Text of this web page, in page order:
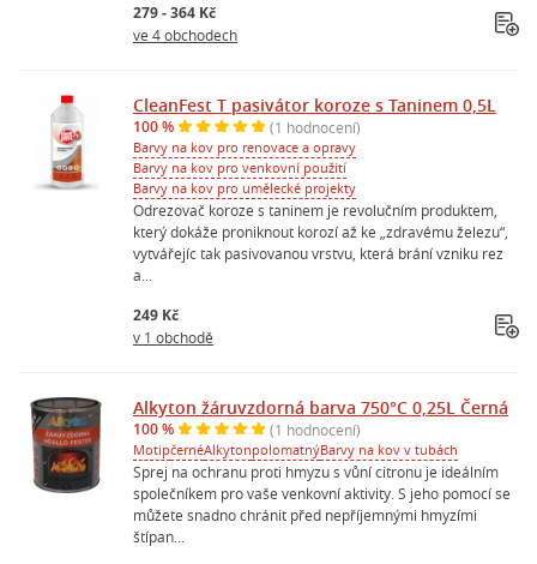
279 - 364 Kč
ve 4 obchodech
CleanFest T pasivátor koroze s Taninem 0,5L
100 % (1 hodnocení)
Barvy na kov pro renovace a opravy
Barvy na kov pro venkovní použití
Barvy na kov pro umělecké projekty
Odrezovač koroze s taninem je revolučním produktem,
který dokáže proniknout korozí až ke „zdravému železu“,
vytvářejíc tak pasivovanou vrstvu, která brání vzniku rez
a...
249 Kč
v 1 obchodě
Alkyton žáruvzdorná barva 750°C 0,25L Černá
100 % (1 hodnocení)
MotipčernéAlkytonpolomatnýBarvy na kov v tubách
Sprej na ochranu proti hmyzu s vůní citronu je ideálním
společníkem pro vaše venkovní aktivity. S jeho pomocí se
můžete snadno chránit před nepříjemnými hmyzími
štípan...